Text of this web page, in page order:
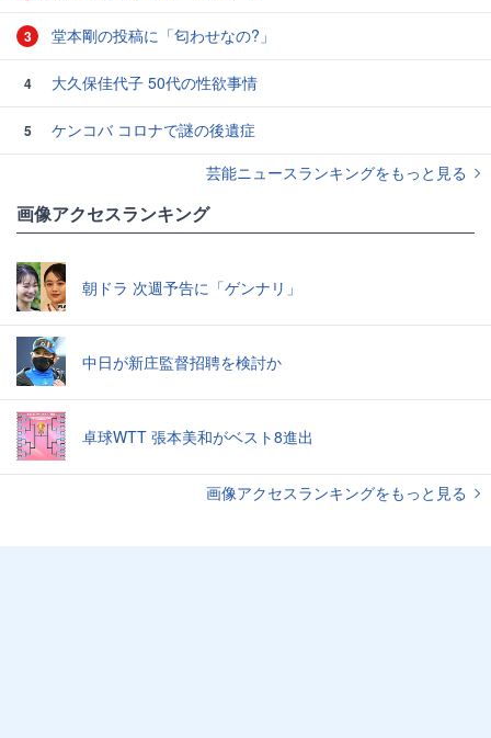
3 堂本剛の投稿に「匂わせなの?」
4 大久保佳代子 50代の性欲事情
5
ケンコバ コロナで謎の後遺症
芸能ニュースランキングをもっと見る
画像アクセスランキング
朝ドラ 次週予告に「ゲンナリ」
中日が新庄監督招聘を検討か
卓球WTT 張本美和がベスト8進出
画像アクセスランキングをもっと見る